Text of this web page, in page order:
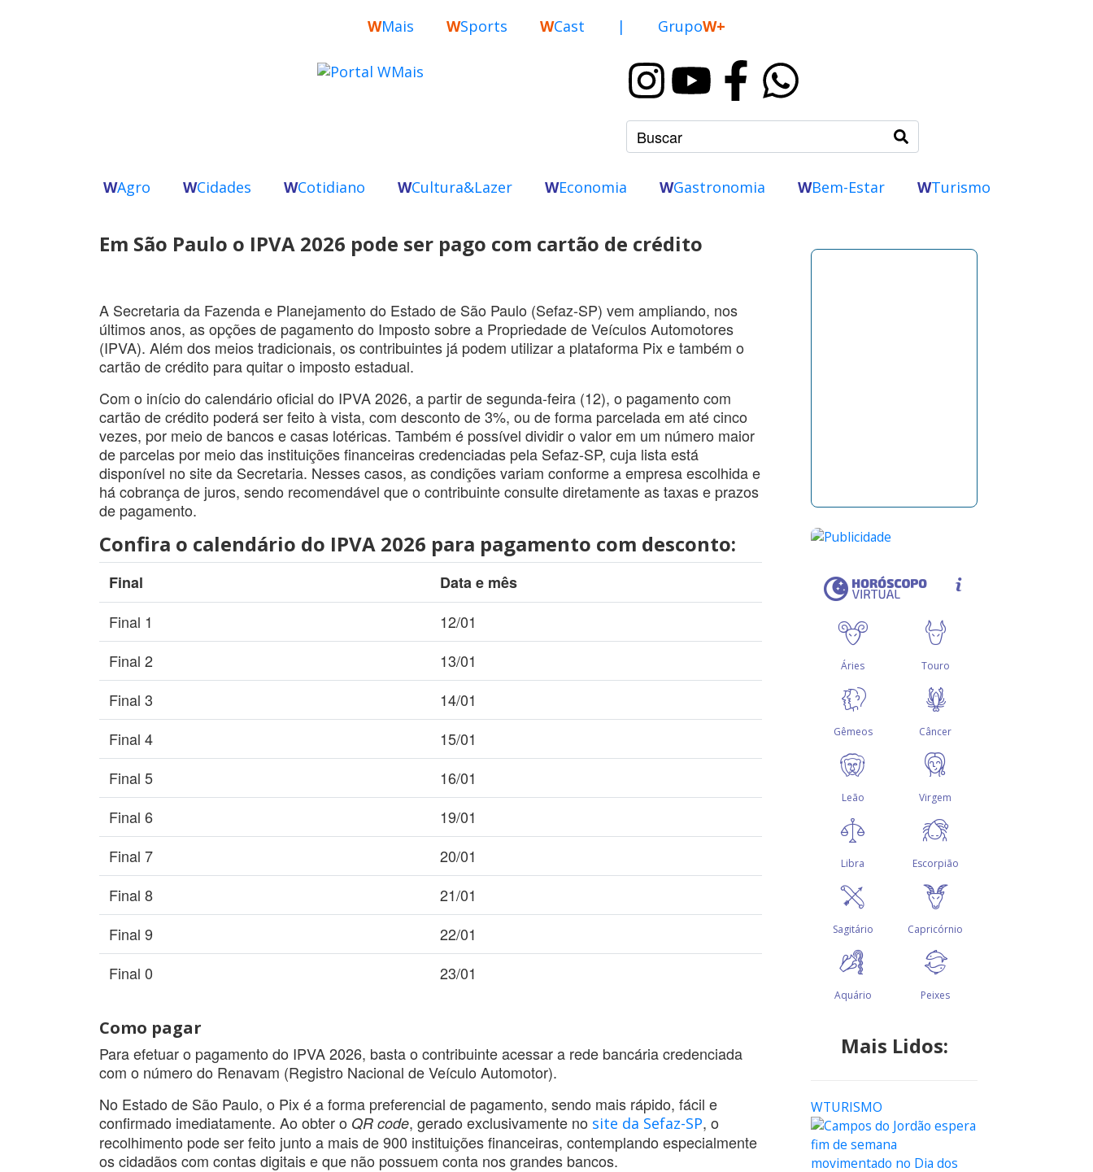
WMais WSports WCast | GrupoW+
WAgro WCidades WCotidiano WCultura&Lazer WEconomia WGastronomia WBem-Estar WTurismo
Em São Paulo o IPVA 2026 pode ser pago com cartão de crédito
A Secretaria da Fazenda e Planejamento do Estado de São Paulo (Sefaz-SP) vem ampliando, nos
últimos anos, as opções de pagamento do Imposto sobre a Propriedade de Veículos Automotores
(IPVA). Além dos meios tradicionais, os contribuintes já podem utilizar a plataforma Pix e também o
cartão de crédito para quitar o imposto estadual.
Com o início do calendário oficial do IPVA 2026, a partir de segunda-feira (12), o pagamento com
cartão de crédito poderá ser feito à vista, com desconto de 3%, ou de forma parcelada em até cinco
vezes, por meio de bancos e casas lotéricas. Também é possível dividir o valor em um número maior
de parcelas por meio das instituições financeiras credenciadas pela Sefaz-SP, cuja lista está
disponível no site da Secretaria. Nesses casos, as condições variam conforme a empresa escolhida e
há cobrança de juros, sendo recomendável que o contribuinte consulte diretamente as taxas e prazos
de pagamento.
Confira o calendário do IPVA 2026 para pagamento com desconto:
Final
Data e mês
Final 1
12/01
Final 2
13/01
Final 3
14/01
Final 4
15/01
Final 5
16/01
Final 6
19/01
Final 7
20/01
Final 8
21/01
Final 9
22/01
Final 0
23/01
Como pagar
Para efetuar o pagamento do IPVA 2026, basta o contribuinte acessar a rede bancária credenciada
com o número do Renavam (Registro Nacional de Veículo Automotor).
No Estado de São Paulo, o Pix é a forma preferencial de pagamento, sendo mais rápido, fácil e
confirmado imediatamente. Ao obter o QR code, gerado exclusivamente no site da Sefaz-SP, o
recolhimento pode ser feito junto a mais de 900 instituições financeiras, contemplando especialmente
os cidadãos com contas digitais e que não possuem conta nos grandes bancos.
Mais Lidos:
WTURISMO